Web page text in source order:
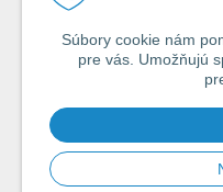
Súbory cookie nám
pre vás. Umožňujú
Registráciou súhlasíte so
Každý týždeň si od nás
akčná ponuka. 1x mesačne
Ochrana vašich osobných
našimi zásadami spracovania